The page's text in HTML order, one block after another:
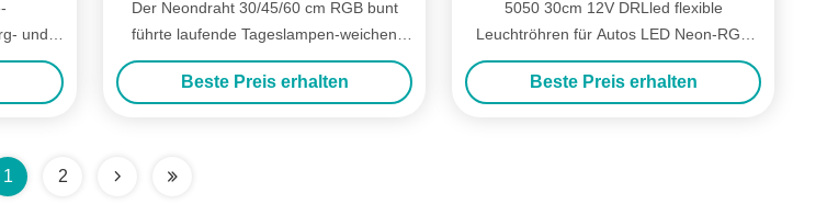
und
Der Neondraht 30/45/60 cm RGB bunt
führte laufende Tageslampen-weichen
Artikel
Beste Preis erhalten
5050 30cm 12V DRLled flexible
Leuchtröhren für Autos LED Neon-RGB
mit Fernbedienung
Beste Preis erhalten
1 2